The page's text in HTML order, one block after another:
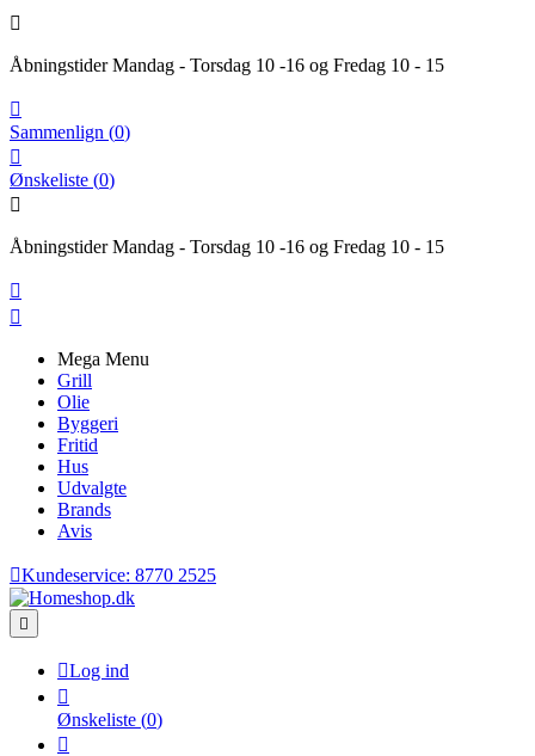

Åbningstider Mandag - Torsdag 10 -16 og Fredag 10 - 15

Sammenlign (0)

Ønskeliste (0)

Åbningstider Mandag - Torsdag 10 -16 og Fredag 10 - 15


Mega Menu
Grill
Olie
Byggeri
Fritid
Hus
Udvalgte
Brands
Avis
Kundeservice: 8770 2525

Log ind

Ønskeliste (0)
